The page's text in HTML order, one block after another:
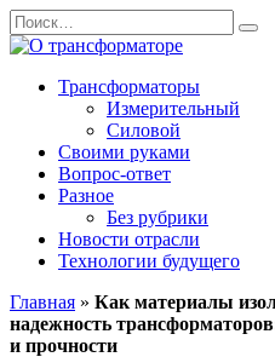
Перейти
к
содержанию
Search
for:
Трансформаторы
Измерительный
Силовой
Своими руками
Вопрос-ответ
Разное
Без рубрики
Новости отрасли
Технологии будущего
Главная » Как материалы
надежность
и прочности